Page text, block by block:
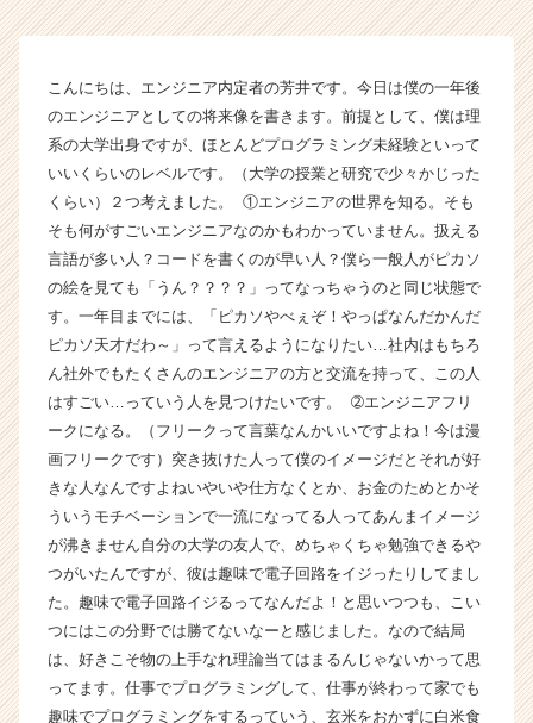
イ
ン】
ベ
ン
ー・
成
長
企
業
か
ス
カ
ウ
ト
が
届
く
活
サ
イ
ト
こんにちは、エンジニア内定者の芳井です。今日は僕の一年後
のエンジニアとしての将来像を書きます。前提として、僕は理
系の大学出身ですが、ほとんどプログラミング未経験といって
いいくらいのレベルです。（大学の授業と研究で少々かじった
くらい）２つ考えました。 ①エンジニアの世界を知る。そも
そも何がすごいエンジニアなのかもわかっていません。扱える
言語が多い人？コードを書くのが早い人？僕ら一般人がピカソ
の絵を見ても「うん？？？？」ってなっちゃうのと同じ状態で
す。一年目までには、「ピカソやべぇぞ！やっぱなんだかんだ
ピカソ天才だわ～」って言えるようになりたい…社内はもちろ
ん社外でもたくさんのエンジニアの方と交流を持って、この人
はすごい…っていう人を見つけたいです。 ➁エンジニアフリ
ークになる。（フリークって言葉なんかいいですよね！今は漫
画フリークです）突き抜けた人って僕のイメージだとそれが好
きな人なんですよねいやいや仕方なくとか、お金のためとかそ
ういうモチベーションで一流になってる人ってあんまイメージ
が沸きません自分の大学の友人で、めちゃくちゃ勉強できるや
つがいたんですが、彼は趣味で電子回路をイジったりしてまし
た。趣味で電子回路イジるってなんだよ！と思いつつも、こい
つにはこの分野では勝てないなーと感じました。なので結局
は、好きこそ物の上手なれ理論当てはまるんじゃないかって思
ってます。仕事でプログラミングして、仕事が終わって家でも
趣味でプログラミングをするっていう、玄米をおかずに白米食